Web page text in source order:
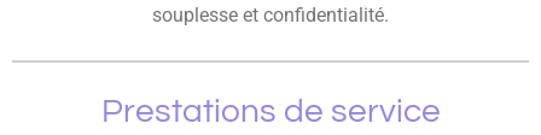
souplesse et confidentialité.
Prestations de service